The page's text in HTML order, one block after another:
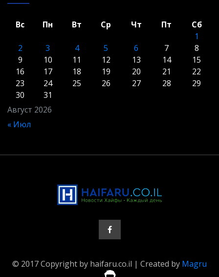
Август 2026
Вс Пн Вт Ср Чт Пт
Сб
1
2
3 4 5 6 7
8
9
10 11 12 13 14
15
16
17 18 19 20 21
22
23
24 25 26 27 28
29
30
31
« Июл
© 2017 Copyright by haifaru.co.il | Created by Magru